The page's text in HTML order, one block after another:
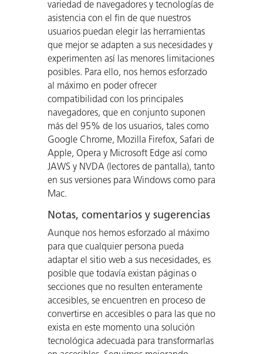
variedad de navegadores y tecnologías de
asistencia con el fin de que nuestros
usuarios puedan elegir las herramientas
que mejor se adapten a sus necesidades y
experimenten así las menores limitaciones
posibles. Para ello, nos hemos esforzado
al máximo en poder ofrecer
compatibilidad con los principales
navegadores, que en conjunto suponen
más del 95% de los usuarios, tales como
Google Chrome, Mozilla Firefox, Safari de
Apple, Opera y Microsoft Edge así como
JAWS y NVDA (lectores de pantalla), tanto
en sus versiones para Windows como para
Mac.
Notas, comentarios y sugerencias
Aunque nos hemos esforzado al máximo
para que cualquier persona pueda
adaptar el sitio web a sus necesidades, es
posible que todavía existan páginas o
secciones que no resulten enteramente
accesibles, se encuentren en proceso de
convertirse en accesibles o para las que no
exista en este momento una solución
tecnológica adecuada para transformarlas